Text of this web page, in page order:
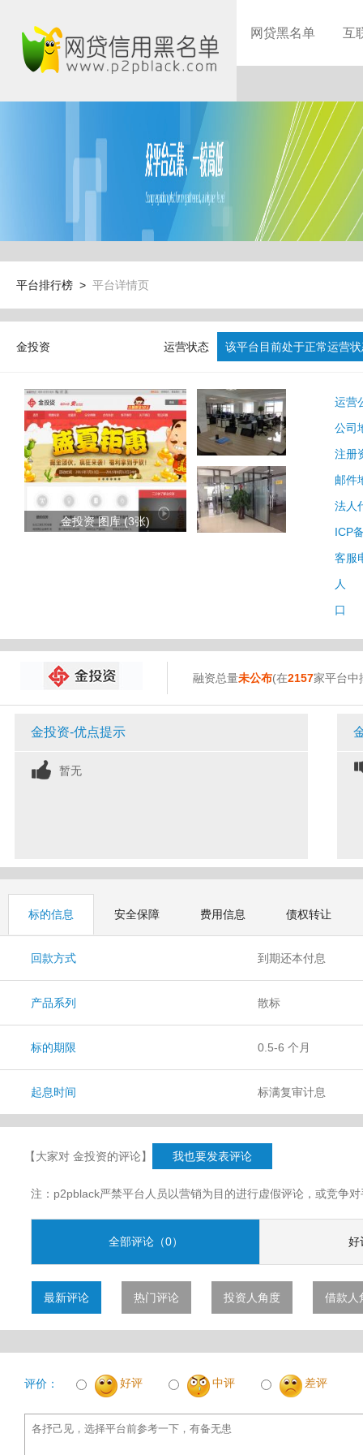
网贷黑名单 互
平台排行榜 > 平台详情页
金投资 运营状态 该平台目前处于正常运营
金投资 图库 (3张)
运营
公司
注册
邮件
法人
ICP
客服
人
口
融资总量未公布(在2157家平台中
金投资-优点提示
暂无
标的信息 安全保障 费用信息 债权转让
回款方式 到期还本付息
产品系列 散标
标的期限 0.5-6 个月
起息时间 标满复审计息
【大家对 金投资的评论】 我也要发表评论
注：p2pblack严禁平台人员以营销为目的进行虚假评论，或竞争
全部评论（0） 好
最新评论 热门评论 投资人角度 借款人
评价： 好评 中评 差评